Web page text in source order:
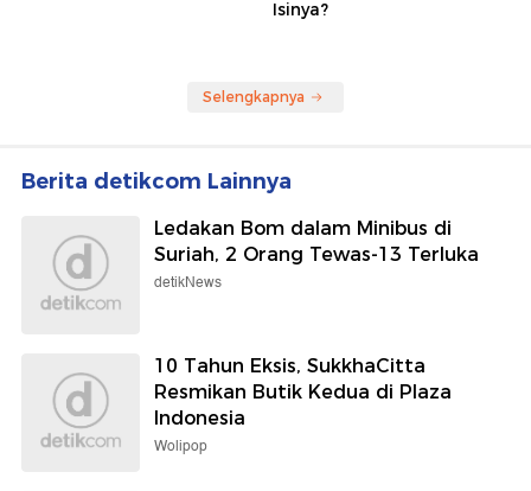
Isinya?
Selengkapnya
Berita detikcom Lainnya
Ledakan Bom dalam Minibus di
Suriah, 2 Orang Tewas-13 Terluka
detikNews
10 Tahun Eksis, SukkhaCitta
Resmikan Butik Kedua di Plaza
Indonesia
Wolipop